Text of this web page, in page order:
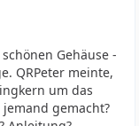
Gehäuse -
QRPeter meinte,
um das
gemacht?